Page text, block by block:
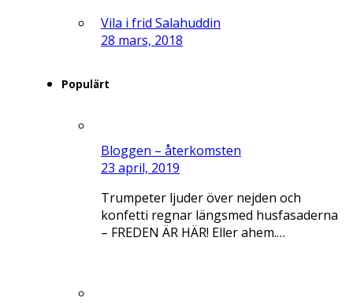
Vila i frid Salahuddin
28 mars, 2018
Populärt
Bloggen – återkomsten
23 april, 2019
Trumpeter ljuder över nejden och
konfetti regnar längsmed husfasaderna
– FREDEN ÄR HÄR! Eller ahem.…